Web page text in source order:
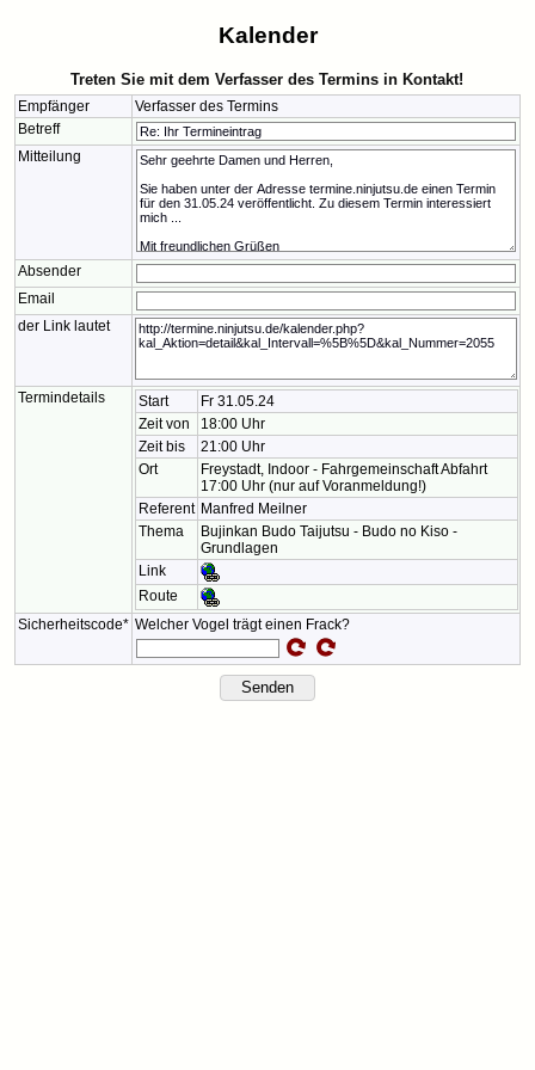
Kalender
Treten Sie mit dem Verfasser des Termins in Kontakt!
Empfänger
Verfasser des Termins
Betreff
Mitteilung
Absender
Email
der Link lautet
Termindetails Start
Fr 31.05.24
Zeit von
18:00 Uhr
Zeit bis
21:00 Uhr
Ort
Freystadt, Indoor - Fahrgemeinschaft Abfahrt
17:00 Uhr (nur auf Voranmeldung!)
Referent Manfred Meilner
Thema
Bujinkan Budo Taijutsu - Budo no Kiso -
Grundlagen
Link
Route
Sicherheitscode* Welcher Vogel trägt einen Frack?